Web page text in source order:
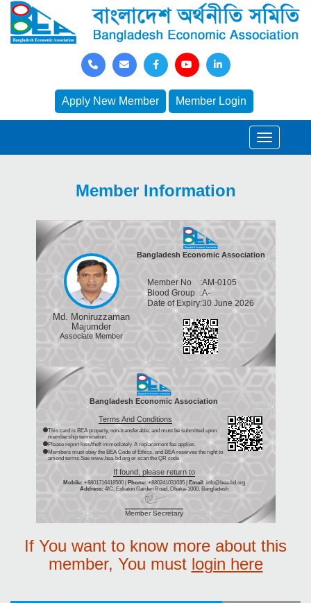
Apply New Member Member Login
Member Information
Md. Moniruzzaman
Majumder
Associate Member
Bangladesh Economic Association
Member No :AM-0105
Blood Group :A-
Date of Expiry:30 June 2026
Bangladesh Economic Association
Terms And Conditions
This card is BEA property, non-transferable, and must be submitted upon
membership termination.
Please report loss/theft immediately. A replacement fee applies.
Members must obey the BEA Code of Ethics, and BEA reserves the right to
amend terms.See www.bea-bd.org or scan the QR code.
If found, please return to
Mobile: +8801716418500 | Phone: +880241031035 | Email: info@bea-bd.org
Address: 4/C, Eskaton Garden Road, Dhaka-1000, Bangladesh
Member Secretary
If You want to know more about this
member, You must login here